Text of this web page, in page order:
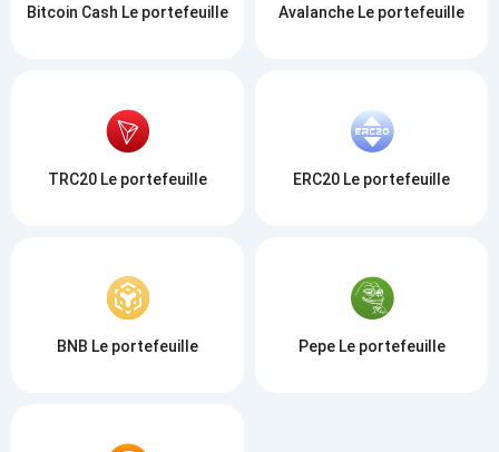
Bitcoin Cash Le portefeuille Avalanche Le portefeuille
TRC20 Le portefeuille ERC20 Le portefeuille
BNB Le portefeuille Pepe Le portefeuille